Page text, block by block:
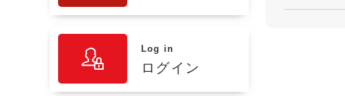
Log in
ログイン